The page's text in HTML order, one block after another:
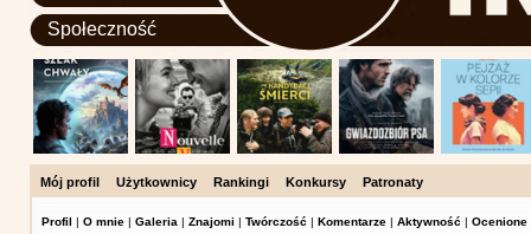
Społeczność
Mój profil Użytkownicy Rankingi Konkursy Patronaty
Profil | O mnie | Galeria | Znajomi | Twórczość | Komentarze | Aktywność | Ocenione